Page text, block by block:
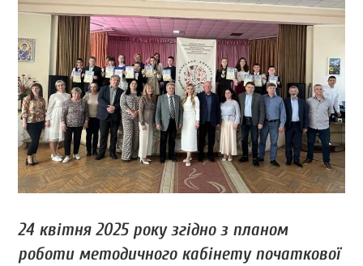
24 квітня 2025 року згідно з планом
роботи методичного кабінету початкової